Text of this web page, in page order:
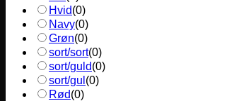
Hvid(0)
Navy(0)
Grøn(0)
sort/sort(0)
sort/guld(0)
sort/gul (0)
Rød(0)